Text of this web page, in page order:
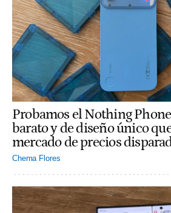
Probamos el Nothing
barato y de diseño único
mercado de precios
Chema Flores